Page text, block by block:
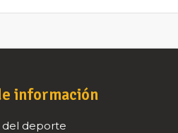
información
del deporte